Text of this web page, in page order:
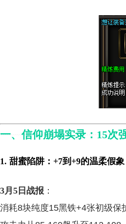
一、信仰崩塌实录：15次
1. 甜蜜陷阱：+7到+9的温柔假象
3月5日战报 ：
消耗8块纯度15黑铁+4张初级保